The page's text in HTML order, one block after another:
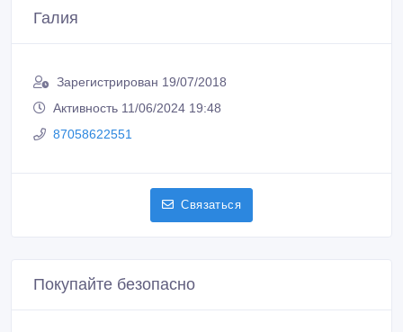
Галия
Зарегистрирован 19/07/2018
Активность 11/06/2024 19:48
87058622551
Связаться
Покупайте безопасно